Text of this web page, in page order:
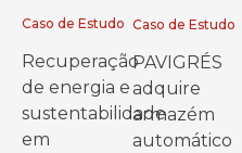
Caso de Estudo
Recuperação
de energia e
sustentabilidade
em
Caso de Estudo
PAVIGRÉS
adquire
armazém
automático